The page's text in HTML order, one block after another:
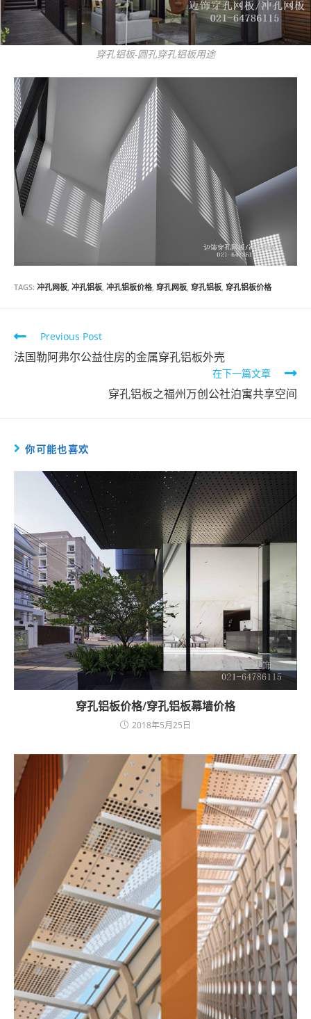
穿孔铝板-圆孔穿孔铝板用途
TAGS: 冲孔网板, 冲孔铝板, 冲孔铝板价格, 穿孔网板, 穿孔铝板, 穿孔铝板价格
Read
more
Previous Post
法国勒阿弗尔公益住房的金属穿孔铝板外壳
在下一篇文章
穿孔铝板之福州万创公社泊寓共享空间
你可能也喜欢
穿孔铝板价格/穿孔铝板幕墙价格
2018年5月25日